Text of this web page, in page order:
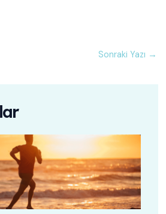
Sonraki Yazı →